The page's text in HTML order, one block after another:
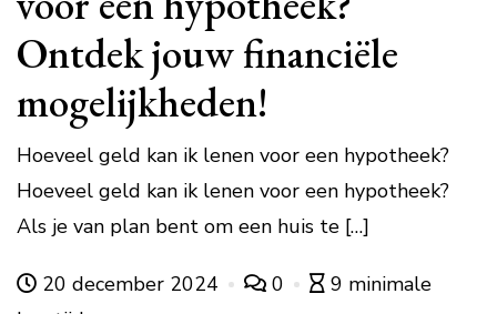
Ontdek jouw financiële
mogelijkheden!
Hoeveel geld kan ik lenen voor een hypotheek?
Hoeveel geld kan ik lenen voor een hypotheek?
Als je van plan bent om een huis te […]
20 december 2024 0
9 minimale